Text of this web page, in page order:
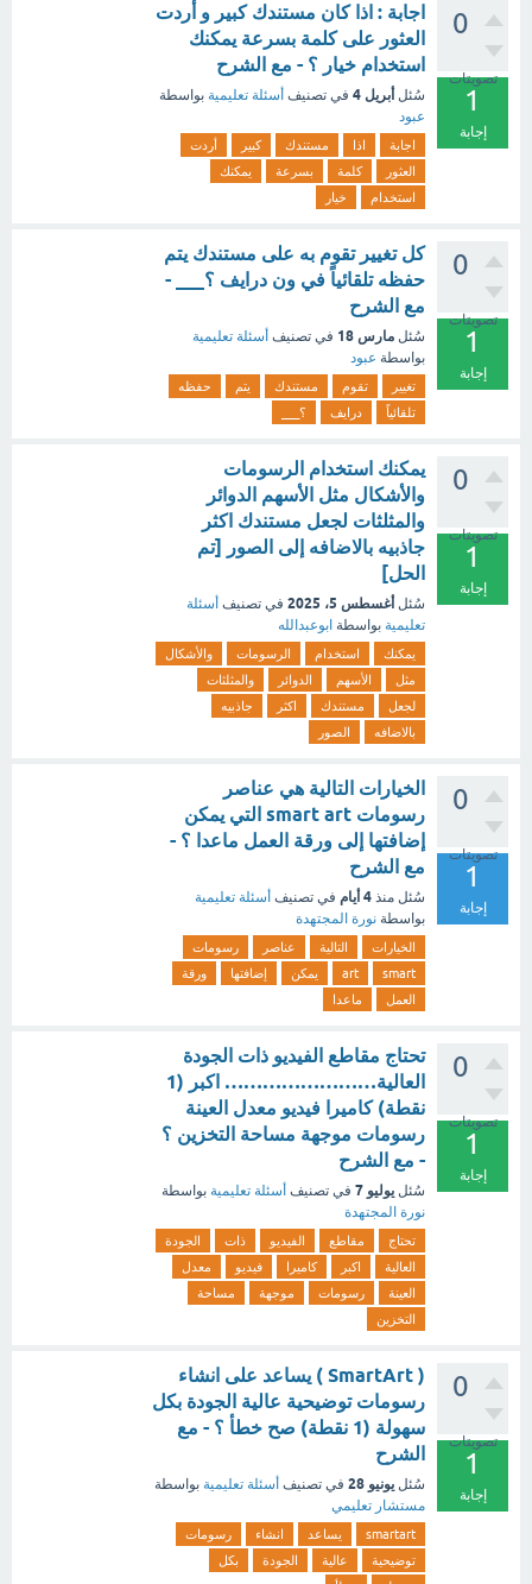
0
تصويتات
1
إجابة
اجابة : اذا كان مستندك كبير و أردت
العثور على كلمة بسرعة يمكنك
استخدام خيار ؟ - مع الشرح
سُئل أبريل 4 في تصنيف أسئلة تعليمية بواسطة
عبود
اجابة اذا مستندك كبير
أردت
العثور
كلمة بسرعة
يمكنك
استخدام
خيار
0
تصويتات
1
إجابة
كل تغيير تقوم به على مستندك يتم
حفظه تلقائياً في ون درايف ؟___ -
مع الشرح
سُئل مارس 18 في تصنيف أسئلة تعليمية
بواسطة عبود
تغيير تقوم مستندك يتم
حفظه
تلقائياً
درايف ؟___
0
تصويتات
1
إجابة
يمكنك استخدام الرسومات
والأشكال مثل الأسهم الدوائر
والمثلثات لجعل مستندك اكثر
جاذبيه بالاضافه إلى الصور [تم
الحل]
سُئل أغسطس 5، 2025 في تصنيف أسئلة
تعليمية بواسطة ابوعبدالله
يمكنك استخدام الرسومات
والأشكال
مثل
الأسهم الدوائر
والمثلثات
لجعل
مستندك اكثر
جاذبيه
بالاضافه
الصور
0
تصويتات
1
إجابة
الخيارات التالية هي عناصر
رسومات smart art التي يمكن
إضافتها إلى ورقة العمل ماعدا ؟ -
مع الشرح
سُئل منذ 4 أيام في تصنيف أسئلة تعليمية
بواسطة نورة المجتهدة
الخيارات التالية عناصر
رسومات
smart
art يمكن إضافتها
ورقة
العمل
ماعدا
0
تصويتات
1
إجابة
تحتاج مقاطع الفيديو ذات الجودة
العالية…………………… اكبر (1
نقطة) ‏كاميرا فيديو ‏معدل العينة
‏رسومات موجهة ‏مساحة التخزين ؟
- مع الشرح
سُئل يوليو 7 في تصنيف أسئلة تعليمية بواسطة
نورة المجتهدة
تحتاج مقاطع الفيديو ذات
الجودة
العالية
اكبر كاميرا فيديو
معدل
العينة
رسومات موجهة
مساحة
التخزين
0
تصويتات
1
إجابة
( SmartArt ) يساعد على انشاء
رسومات توضيحية عالية الجودة بكل
سهولة (1 نقطة) صح خطأ ؟ - مع
الشرح
سُئل يونيو 28 في تصنيف أسئلة تعليمية بواسطة
مستشار تعليمي
smartart يساعد انشاء
رسومات
توضيحية
عالية الجودة
بكل